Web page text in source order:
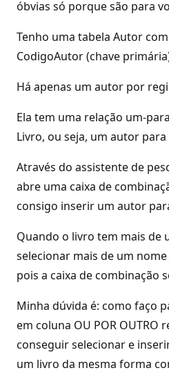
óbvias só porque são para
Tenho uma tabela Autor
CodigoAutor (chave
Há apenas um autor por
Ela tem uma relação um-
Livro, ou seja, um autor
Através do assistente de
abre uma caixa de
consigo inserir um autor
Quando o livro tem mais de
selecionar mais de um
pois a caixa de combinação
Minha dúvida é: como faço
em coluna OU POR OUTRO
conseguir selecionar e
um livro da mesma forma